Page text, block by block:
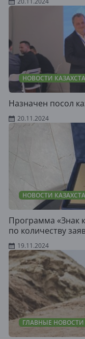
НОВОСТИ
Назначен посол
20.11.2024
НОВОСТИ
Программа «Знак
по количеству
19.11.2024
ГЛАВНЫЕ НОВОСТИ